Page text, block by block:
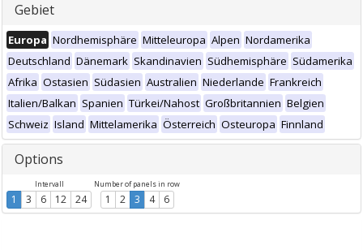
Gebiet
Europa Nordhemisphäre Mitteleuropa Alpen Nordamerika
Deutschland Dänemark Skandinavien Südhemisphäre Südamerika
Afrika Ostasien Südasien Australien Niederlande Frankreich
Italien/Balkan Spanien Türkei/Nahost Großbritannien Belgien
Schweiz Island Mittelamerika Österreich Osteuropa Finnland
Options
Intervall
1 3 6 12 24
Number of panels in row
1 2 3 4 6